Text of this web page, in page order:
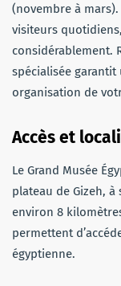
(novembre à
visiteurs
considérablement.
spécialisée
organisation de
Accès et
Le Grand Musée
plateau de Gizeh,
environ 8
permettent
égyptienne.